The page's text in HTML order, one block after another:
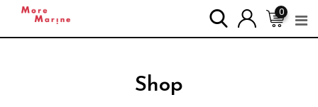
0
Shop